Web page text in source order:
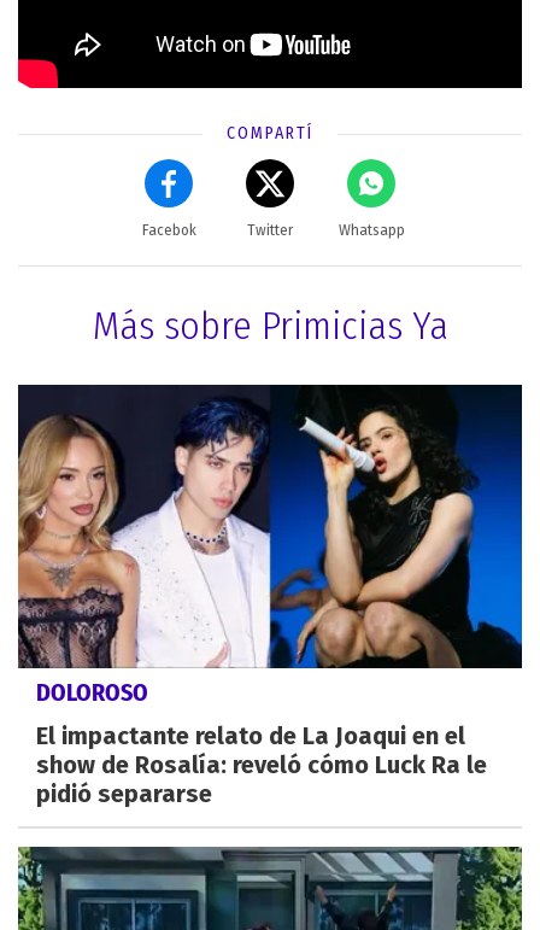
COMPARTÍ
Facebok Twitter Whatsapp
Más sobre Primicias Ya
DOLOROSO
El impactante relato de La Joaqui en el
show de Rosalía: reveló cómo Luck Ra le
pidió separarse